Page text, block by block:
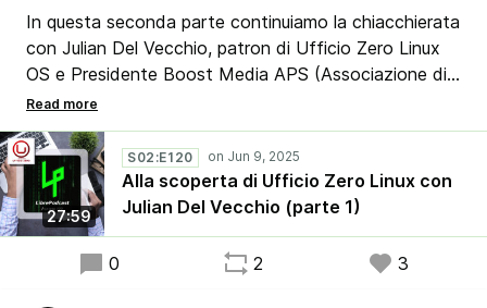
In questa seconda parte continuiamo la chiacchierata
con Julian Del Vecchio, patron di Ufficio Zero Linux
OS e Presidente Boost Media APS (Associazione di
Promozione Sociale per la promozione ed il sostegno
al progetto Ufficio Zero Linux OS ed al software
Open Source italiano ed europeo) che, rispondendo
alle domande di Stefano, Lorenzo DM, Ribby e Luca,
ci spiega le caratteristiche di Ufficio Zero che lo
rendono un’ottima distro anche per i settori
educational e public administration.
27:59
S02:E120
Alla scoperta di Ufficio Zero Linux con
Julian Del Vecchio (parte 1)
0 2 3